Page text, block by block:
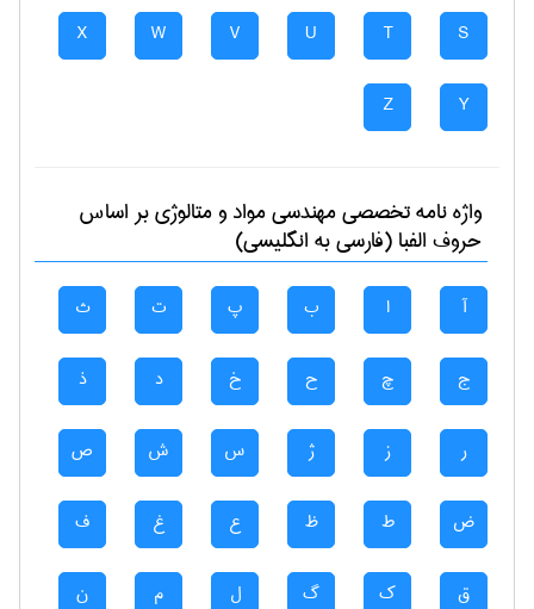
S
T
U
V
W
X
Y
Z
واژه نامه تخصصیمهندسی مواد و متالوژیبر اساس
حروف الفبا (فارسی به انگلیسی)
آ ا ب پ ت ث
ج چ ح خ د ذ
ر ز ژ س ش ص
ض ط ظ ع غ ف
ق ک گ ل م ن